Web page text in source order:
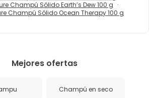
Champú Sólido Earth’s Dew 100 g
Champú Sólido Ocean Therapy 100 g
Mejores ofertas
Champú en seco